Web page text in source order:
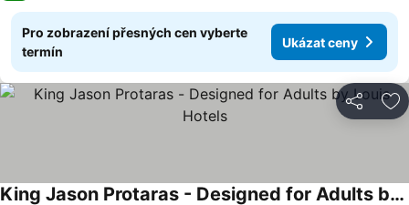
Pro zobrazení přesných cen vyberte
termín
Ukázat ceny
Sdílet
King Jason Protaras - Designed for Adults by Louis Hotels